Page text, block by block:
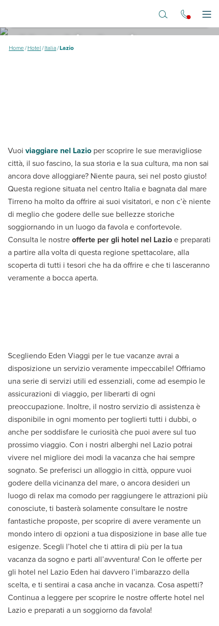
Hotel in Lazio
Home/Hotel/Italia/Lazio
Vuoi viaggiare nel Lazio per scoprire le sue meravigliose
città, il suo fascino, la sua storia e la sua cultura, ma non sai
ancora dove alloggiare? Niente paura, sei nel posto giusto!
Questa regione situata nel centro Italia e bagnata dal mare
Tirreno ha molto da offrire ai suoi visitatori, e non c’è niente
di meglio che godere delle sue bellezze storiche
soggiornando in un luogo da favola e confortevole.
Consulta le nostreofferte per gli hotel nel Lazioe preparati
a partire alla volta di questa regione spettacolare, alla
scoperta di tutti i tesori che ha da offrire e che ti lasceranno
veramente a bocca aperta.
Scegliendo Eden Viaggi per le tue vacanze avrai a
disposizione un servizio veramente impeccabile! Offriamo
una serie di servizi utili ed essenziali, come ad esempio le
assicurazioni di viaggio, per liberarti di ogni
preoccupazione. Inoltre, il nostro servizio di assistenza è
disponibile in ogni momento per toglierti tutti i dubbi, o
anche per soddisfare le curiosità che puoi avere sul tuo
prossimo viaggio. Con i nostri alberghi nel Lazio potrai
vivere nel migliore dei modi la vacanza che hai sempre
sognato. Se preferisci un alloggio in città, oppure vuoi
godere della vicinanza del mare, o ancora desideri un
luogo di relax ma comodo per raggiungere le attrazioni più
conosciute, ti basterà solamente consultare le nostre
fantastiche proposte, per scoprire di avere veramente un
mondo intero di opzioni a tua disposizione in base alle tue
esigenze. Scegli l’hotel che ti attira di più per la tua
vacanza da sogno e parti all’avventura! Con le offerte per
gli hotel nel Lazio Eden hai davvero l’imbarazzo della
scelta, e ti sentirai a casa anche in vacanza. Cosa aspetti?
Continua a leggere per scoprire le nostre offerte hotel nel
Lazio e preparati a un soggiorno da favola!